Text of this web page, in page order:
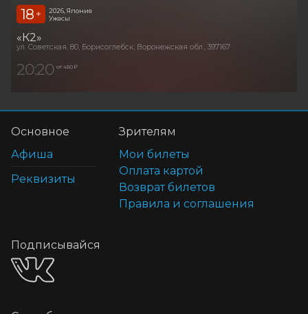
18 +
2026, Япония
Ужасы
«К2»
ул. Советская, 80, Борисоглебск, Воронежская обл., 397167
20:20 от 450 ₽
Основное
Афиша
Реквизиты
Зрителям
Мои билеты
Оплата картой
Возврат билетов
Правила и соглашения
Подписывайся